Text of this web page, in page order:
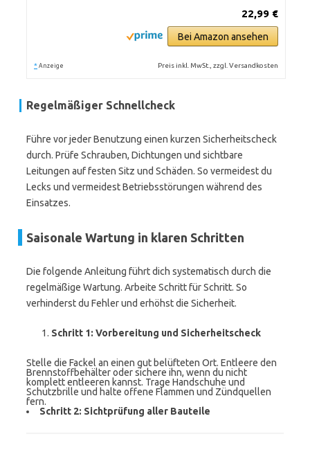
22,99 €
Bei Amazon ansehen
* Anzeige Preis inkl. MwSt., zzgl. Versandkosten
Regelmäßiger Schnellcheck
Führe vor jeder Benutzung einen kurzen Sicherheitscheck
durch. Prüfe Schrauben, Dichtungen und sichtbare
Leitungen auf festen Sitz und Schäden. So vermeidest du
Lecks und vermeidest Betriebsstörungen während des
Einsatzes.
Saisonale Wartung in klaren Schritten
Die folgende Anleitung führt dich systematisch durch die
regelmäßige Wartung. Arbeite Schritt für Schritt. So
verhinderst du Fehler und erhöhst die Sicherheit.
Schritt 1: Vorbereitung und Sicherheitscheck
Stelle die Fackel an einen gut belüfteten Ort. Entleere den
Brennstoffbehälter oder sichere ihn, wenn du nicht
komplett entleeren kannst. Trage Handschuhe und
Schutzbrille und halte offene Flammen und Zündquellen
fern.
Schritt 2: Sichtprüfung aller Bauteile